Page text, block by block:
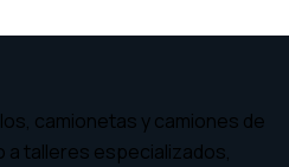
camionetas y camiones de
a talleres especializados,